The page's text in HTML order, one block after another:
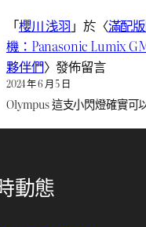
「櫻川 浅羽 」於〈滿配
機：Panasonic Lumix
夥伴們〉發佈留言
2024 年 6 月 5 日
Olympus 這支小閃燈確實可
動態